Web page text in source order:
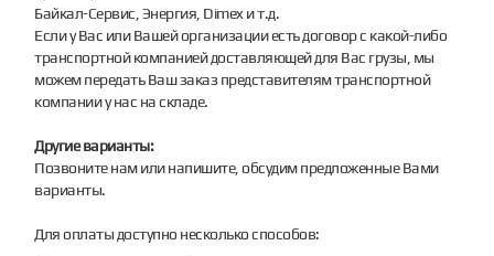
Байкал-Сервис, Энергия, Dimex и т.д.
Если у Вас или Вашей организации есть договор с какой-либо
транспортной компанией доставляющей для Вас грузы, мы
можем передать Ваш заказ представителям транспортной
компании у нас на складе.
Другие варианты:
Позвоните нам или напишите, обсудим предложенные Вами
варианты.
Для оплаты доступно несколько способов: